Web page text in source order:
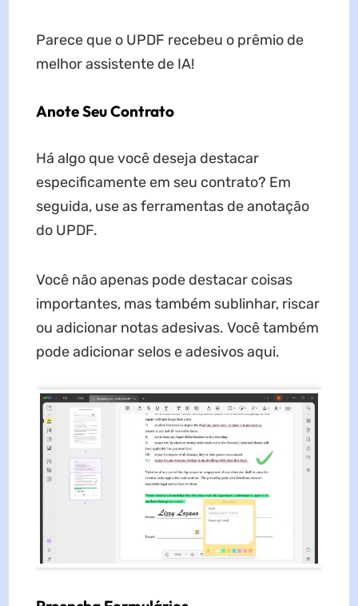
Parece que o UPDF recebeu o prêmio de
melhor assistente de IA!
Anote Seu Contrato
Há algo que você deseja destacar
especificamente em seu contrato? Em
seguida, use as ferramentas de anotação
do UPDF.
Você não apenas pode destacar coisas
importantes, mas também sublinhar, riscar
ou adicionar notas adesivas. Você também
pode adicionar selos e adesivos aqui.